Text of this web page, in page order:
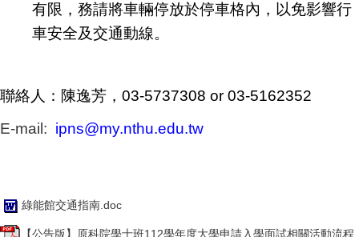
有限， 務請將車輛停放於停車格內，以免影響行
車安全及交通動線。
聯絡人：陳逸芳，03-5737308 or 03-5162352
E-mail: ipns@my.nthu.edu.tw
綠能館交通指南.doc
【公告版】原科院學士班112學年度大學申請入學面試相關活動流程